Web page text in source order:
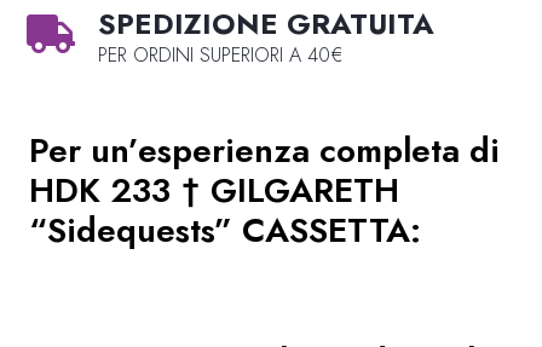
SPEDIZIONE GRATUITA
PER ORDINI SUPERIORI A 40€
Per un’esperienza completa di
HDK 233 † GILGARETH
“Sidequests” CASSETTA: